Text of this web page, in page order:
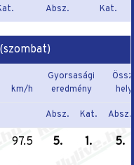
Absz. Kat.
km/h
Gyorsasági
eredmény
Absz. Kat. Absz.
97.5 5. 1. 5.